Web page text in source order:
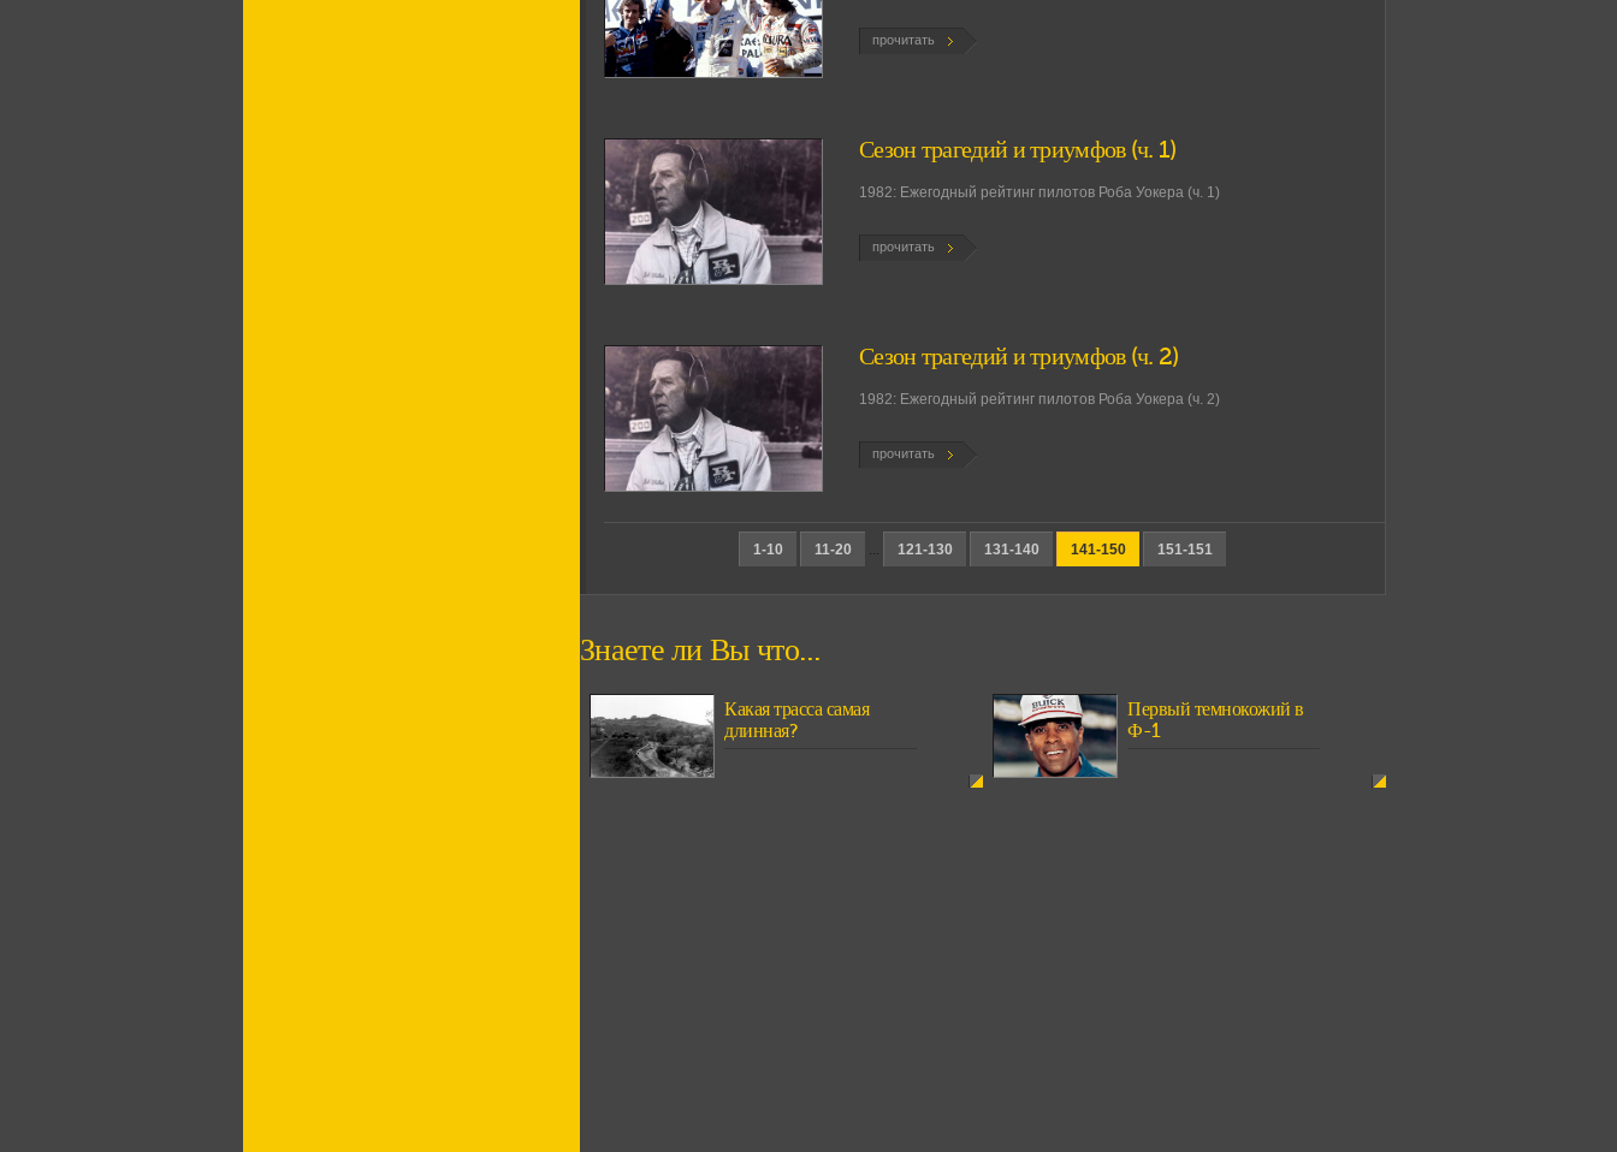
прочитать
Сезон трагедий и триумфов (ч. 1)
1982: Ежегодный рейтинг пилотов Роба Уокера (ч. 1)
прочитать
Сезон трагедий и триумфов (ч. 2)
1982: Ежегодный рейтинг пилотов Роба Уокера (ч. 2)
прочитать
1-10 11-20 ... 121-130 131-140 141-150 151-151
Знаете ли Вы что...
Какая трасса самая
длинная?
Первый темнокожий в
Ф-1